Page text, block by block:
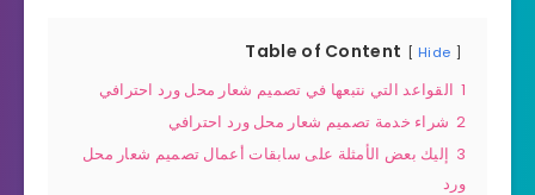
Table of Content Hide
1 القواعد التي نتبعها في تصميم شعار محل ورد احترافي
2 شراء خدمة تصميم شعار محل ورد احترافي
3 إليك بعض الأمثلة على سابقات أعمال تصميم شعار محل
ورد